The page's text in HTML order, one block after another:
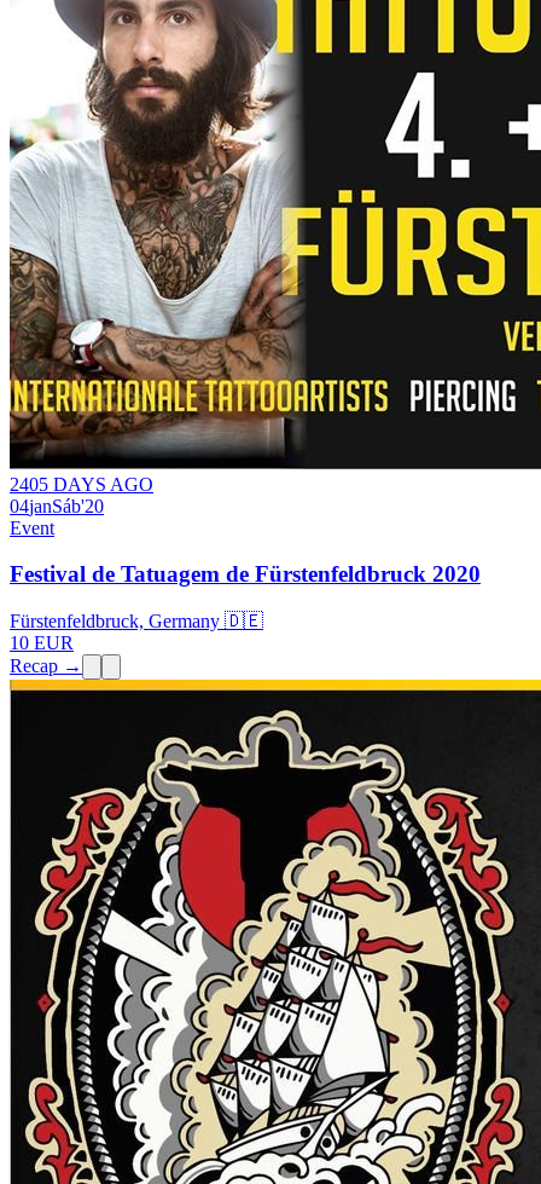
2405 DAYS AGO
04janSáb'20
Event
Festival de Tatuagem de Fürstenfeldbruck 2020
Fürstenfeldbruck, Germany 🇩🇪
10 EUR
Recap →